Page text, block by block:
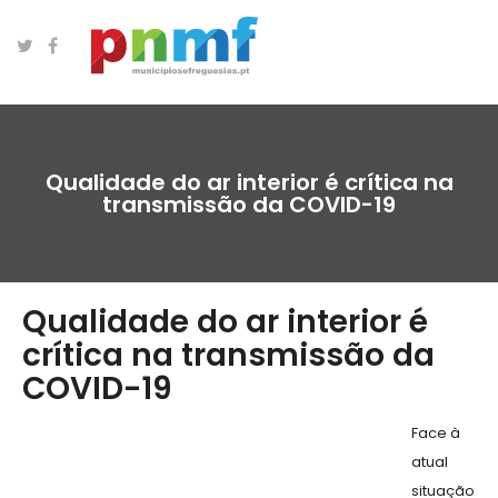
Qualidade do ar interior é crítica na
transmissão da COVID-19
Qualidade do ar interior é
crítica na transmissão da
COVID-19
Face à
atual
situação